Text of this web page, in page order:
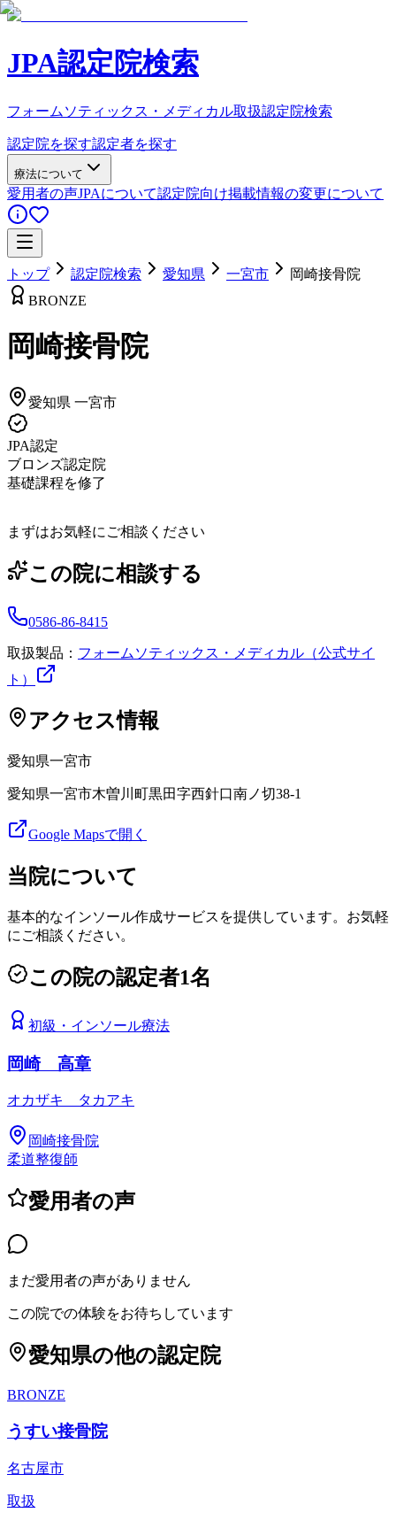
JPA認定院検索
フォームソティックス・メディカル取扱認定院検索
認定院を探す認定者を探す
療法について
愛用者の声JPAについて認定院向け掲載情報の変更について
トップ 認定院検索 愛知県 一宮市
岡崎接骨院
BRONZE
岡崎接骨院
愛知県 一宮市
JPA認定
ブロンズ認定院
基礎課程を修了
まずはお気軽にご相談ください
この院に相談する
0586-86-8415
取扱製品： フォームソティックス・メディカル（公式サイ
ト）
アクセス情報
愛知県一宮市
愛知県一宮市木曽川町黒田字西針口南ノ切38-1
Google Mapsで開く
当院について
基本的なインソール作成サービスを提供しています。お気軽
にご相談ください。
この院の認定者1名
初級 ・ インソール療法
岡崎 高章
オカザキ タカアキ
岡崎接骨院
柔道整復師
愛用者の声
まだ愛用者の声がありません
この院での体験をお待ちしています
愛知県の他の認定院
BRONZE
うすい接骨院
名古屋市
取扱